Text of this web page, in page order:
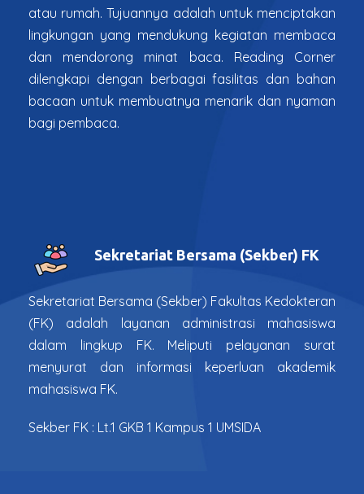
atau rumah. Tujuannya adalah untuk menciptakan
lingkungan yang mendukung kegiatan membaca
dan mendorong minat baca. Reading Corner
dilengkapi dengan berbagai fasilitas dan bahan
bacaan untuk membuatnya menarik dan nyaman
bagi pembaca.
Sekretariat Bersama (Sekber) FK
Sekretariat Bersama (Sekber) Fakultas Kedokteran
(FK) adalah layanan administrasi mahasiswa
dalam lingkup FK. Meliputi pelayanan surat
menyurat dan informasi keperluan akademik
mahasiswa FK.
Sekber FK : Lt.1 GKB 1 Kampus 1 UMSIDA